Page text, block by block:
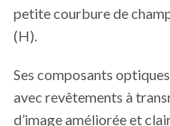
petite courbure de
(H).
Ses composants
avec revêtements à
d’image améliorée et